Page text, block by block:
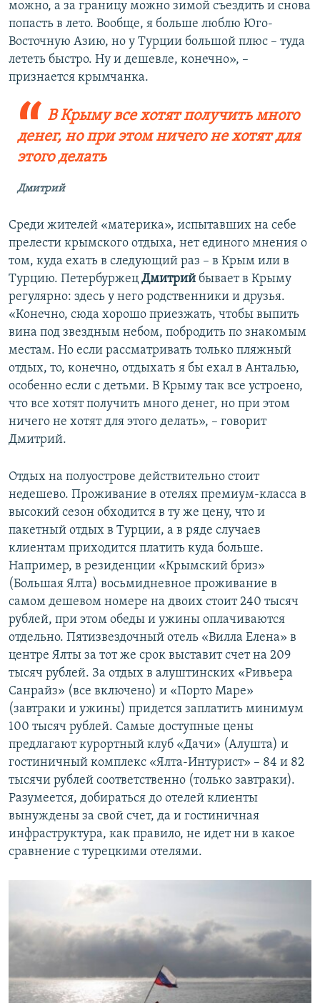
можно, а за границу можно зимой съездить и снова
попасть в лето. Вообще, я больше люблю Юго-
Восточную Азию, но у Турции большой плюс – туда
лететь быстро. Ну и дешевле, конечно», –
признается крымчанка.
В Крыму все хотят получить много
денег, но при этом ничего не хотят для
этого делать
Дмитрий
Среди жителей «материка», испытавших на себе
прелести крымского отдыха, нет единого мнения о
том, куда ехать в следующий раз – в Крым или в
Турцию. Петербуржец Дмитрий бывает в Крыму
регулярно: здесь у него родственники и друзья.
«Конечно, сюда хорошо приезжать, чтобы выпить
вина под звездным небом, побродить по знакомым
местам. Но если рассматривать только пляжный
отдых, то, конечно, отдыхать я бы ехал в Анталью,
особенно если с детьми. В Крыму так все устроено,
что все хотят получить много денег, но при этом
ничего не хотят для этого делать», – говорит
Дмитрий.
Отдых на полуострове действительно стоит
недешево. Проживание в отелях премиум-класса в
высокий сезон обходится в ту же цену, что и
пакетный отдых в Турции, а в ряде случаев
клиентам приходится платить куда больше.
Например, в резиденции «Крымский бриз»
(Большая Ялта) восьмидневное проживание в
самом дешевом номере на двоих стоит 240 тысяч
рублей, при этом обеды и ужины оплачиваются
отдельно. Пятизвездочный отель «Вилла Елена» в
центре Ялты за тот же срок выставит счет на 209
тысяч рублей. За отдых в алуштинских «Ривьера
Санрайз» (все включено) и «Порто Маре»
(завтраки и ужины) придется заплатить минимум
100 тысяч рублей. Самые доступные цены
предлагают курортный клуб «Дачи» (Алушта) и
гостиничный комплекс «Ялта-Интурист» – 84 и 82
тысячи рублей соответственно (только завтраки).
Разумеется, добираться до отелей клиенты
вынуждены за свой счет, да и гостиничная
инфраструктура, как правило, не идет ни в какое
сравнение с турецкими отелями.